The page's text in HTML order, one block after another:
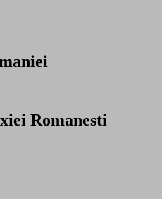
Romanesti